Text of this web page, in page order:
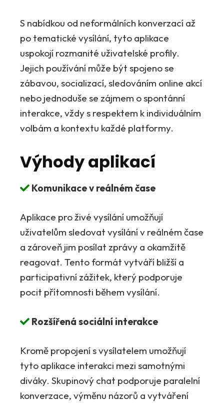
S nabídkou od neformálních konverzací až
po tematické vysílání, tyto aplikace
uspokojí rozmanité uživatelské profily.
Jejich používání může být spojeno se
zábavou, socializací, sledováním online akcí
nebo jednoduše se zájmem o spontánní
interakce, vždy s respektem k individuálním
volbám a kontextu každé platformy.
Výhody aplikací
Komunikace v reálném čase
Aplikace pro živé vysílání umožňují
uživatelům sledovat vysílání v reálném čase
a zároveň jim posílat zprávy a okamžitě
reagovat. Tento formát vytváří bližší a
participativní zážitek, který podporuje
pocit přítomnosti během vysílání.
Rozšířená sociální interakce
Kromě propojení s vysílatelem umožňují
tyto aplikace interakci mezi samotnými
diváky. Skupinový chat podporuje paralelní
konverzace, výměnu názorů a vytváření